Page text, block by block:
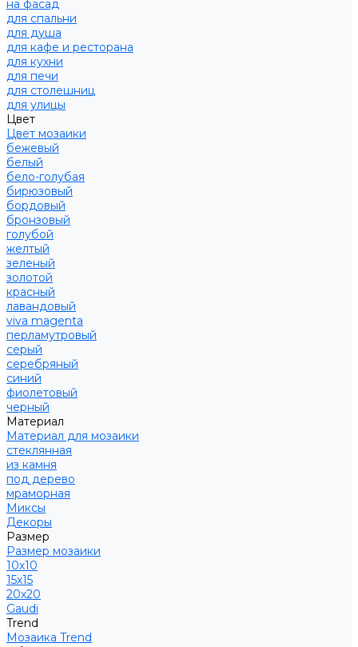
на фасад
для спальни
для душа
для кафе и ресторана
для кухни
для печи
для столешниц
для улицы
Цвет
Цвет мозаики
бежевый
белый
бело-голубая
бирюзовый
бордовый
бронзовый
голубой
желтый
зеленый
золотой
красный
лавандовый
viva magenta
перламутровый
серый
серебряный
синий
фиолетовый
черный
Материал
Материал для мозаики
стеклянная
из камня
под дерево
мраморная
Миксы
Декоры
Размер
Размер мозаики
10х10
15х15
20х20
Gaudi
Trend
Мозаика Trend